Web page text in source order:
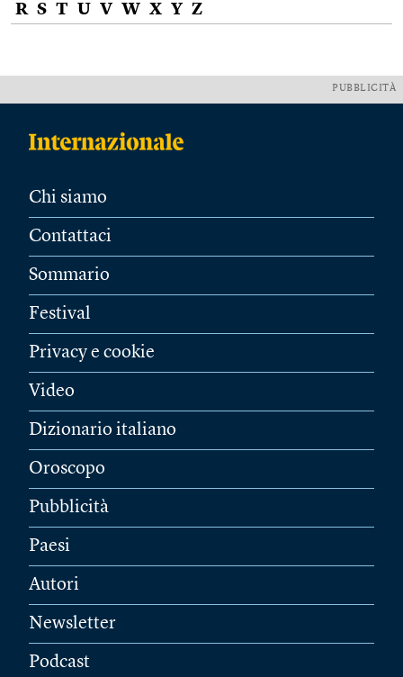
R S T U V W X Y Z
PUBBLICITÀ
Chi siamo
Contattaci
Sommario
Festival
Privacy e cookie
Video
Dizionario italiano
Oroscopo
Pubblicità
Paesi
Autori
Newsletter
Podcast